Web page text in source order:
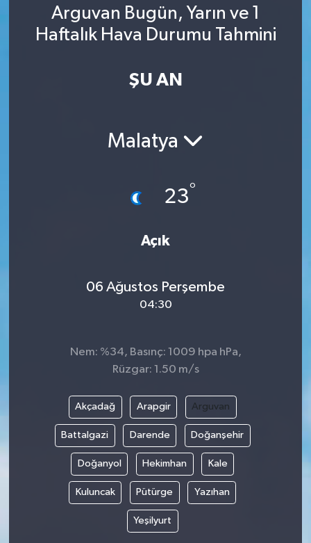
Arguvan Bugün, Yarın ve 1
Haftalık Hava Durumu Tahmini
ŞU AN
Malatya
23°
Açık
06 Ağustos Perşembe
04:30
Nem: %34, Basınç: 1009 hpa hPa,
Rüzgar: 1.50 m/s
Akçadağ Arapgir Arguvan
Battalgazi Darende Doğanşehir
Doğanyol Hekimhan Kale
Kuluncak Pütürge Yazıhan
Yeşilyurt